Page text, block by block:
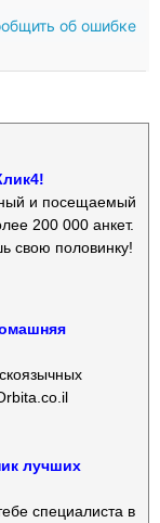
об ошибке
и посещаемый
200 000 анкет.
свою половинку!
лучших
специалиста в